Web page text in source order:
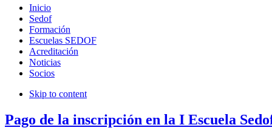
Inicio
Sedof
Formación
Escuelas SEDOF
Acreditación
Noticias
Socios
Skip to content
Pago de la inscripción en la I Escuela